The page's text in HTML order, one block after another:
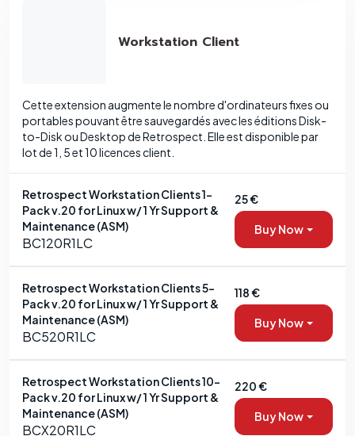
Workstation Client
Cette extension augmente le nombre d'ordinateurs fixes ou
portables pouvant être sauvegardés avec les éditions Disk-
to-Disk ou Desktop de Retrospect. Elle est disponible par
lot de 1, 5 et 10 licences client.
Retrospect Workstation Clients 1-
Pack v.20 for Linux w/ 1 Yr Support &
Maintenance (ASM)
BC120R1LC
25 €
Buy Now
Retrospect Workstation Clients 5-
Pack v.20 for Linux w/ 1 Yr Support &
Maintenance (ASM)
BC520R1LC
118 €
Buy Now
Retrospect Workstation Clients 10-
Pack v.20 for Linux w/ 1 Yr Support &
Maintenance (ASM)
BCX20R1LC
220 €
Buy Now